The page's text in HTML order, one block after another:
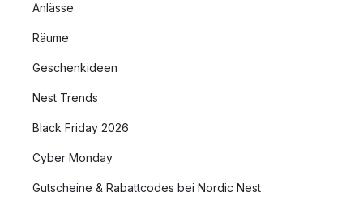
Anlässe
Räume
Geschenkideen
Nest Trends
Black Friday 2026
Cyber Monday
Gutscheine & Rabattcodes bei Nordic Nest